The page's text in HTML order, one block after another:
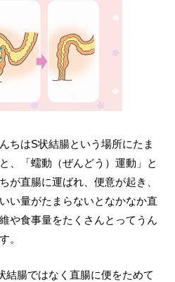
ちはS状結腸という場所にたま
、「蠕動（ぜんどう）運動」と
が直腸に運ばれ、便意が起き、
い量がたまらないとなかなか直
や食事量をたくさんとってうん
。
結腸ではなく直腸に便をためて